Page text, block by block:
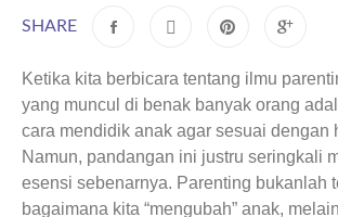
SHARE
Ketika kita berbicara tentang ilmu
yang muncul di benak banyak orang
cara mendidik anak agar sesuai dengan
Namun, pandangan ini justru seringkali
esensi sebenarnya. Parenting bukanlah
bagaimana kita “mengubah” anak,